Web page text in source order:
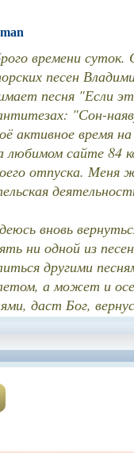
времени
песен
песня "Если
"Сон-
активное время
любимом сайте 84
отпуска.
вновь
ни одной из
другими
а может и
даст Бог,